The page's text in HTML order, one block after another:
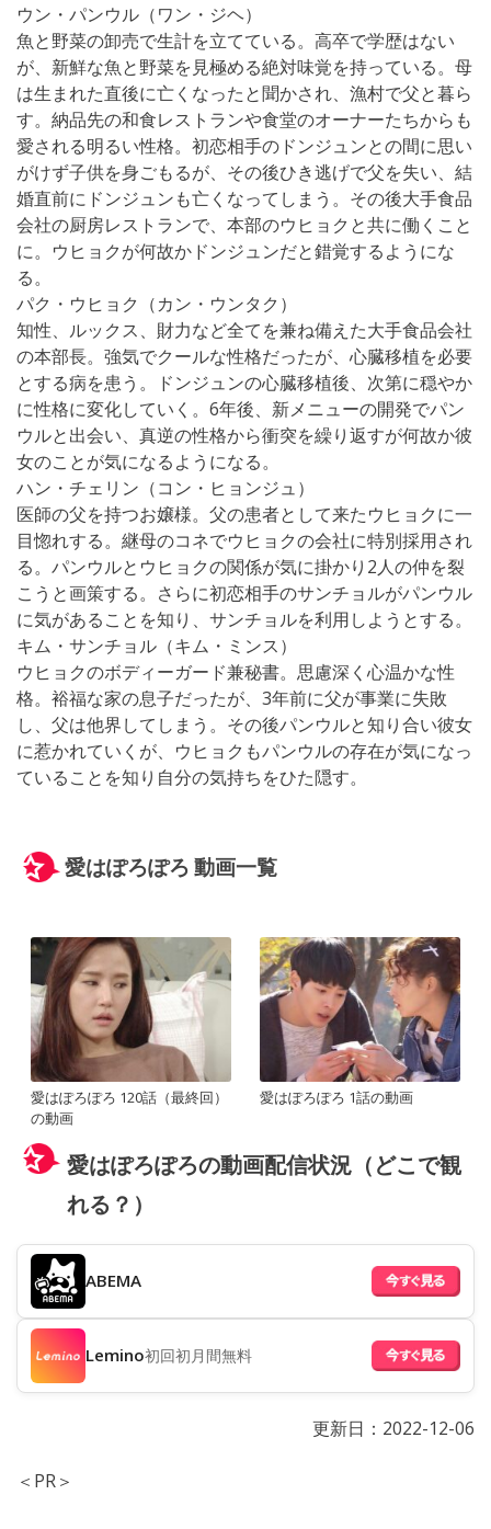
ウン・パンウル（ワン・ジヘ）
魚と野菜の卸売で生計を立てている。高卒で学歴はない
が、新鮮な魚と野菜を見極める絶対味覚を持っている。母
は生まれた直後に亡くなったと聞かされ、漁村で父と暮ら
す。納品先の和食レストランや食堂のオーナーたちからも
愛される明るい性格。初恋相手のドンジュンとの間に思い
がけず子供を身ごもるが、その後ひき逃げで父を失い、結
婚直前にドンジュンも亡くなってしまう。その後大手食品
会社の厨房レストランで、本部のウヒョクと共に働くこと
に。ウヒョクが何故かドンジュンだと錯覚するようにな
る。
パク・ウヒョク（カン・ウンタク）
知性、ルックス、財力など全てを兼ね備えた大手食品会社
の本部長。強気でクールな性格だったが、心臓移植を必要
とする病を患う。ドンジュンの心臓移植後、次第に穏やか
に性格に変化していく。6年後、新メニューの開発でパン
ウルと出会い、真逆の性格から衝突を繰り返すが何故か彼
女のことが気になるようになる。
ハン・チェリン（コン・ヒョンジュ）
医師の父を持つお嬢様。父の患者として来たウヒョクに一
目惚れする。継母のコネでウヒョクの会社に特別採用され
る。パンウルとウヒョクの関係が気に掛かり2人の仲を裂
こうと画策する。さらに初恋相手のサンチョルがパンウル
に気があることを知り、サンチョルを利用しようとする。
キム・サンチョル（キム・ミンス）
ウヒョクのボディーガード兼秘書。思慮深く心温かな性
格。裕福な家の息子だったが、3年前に父が事業に失敗
し、父は他界してしまう。その後パンウルと知り合い彼女
に惹かれていくが、ウヒョクもパンウルの存在が気になっ
ていることを知り自分の気持ちをひた隠す。
愛はぽろぽろ 動画一覧
愛はぽろぽろ 120話（最終回）
の動画
愛はぽろぽろ 1話の動画
愛はぽろぽろの動画配信状況（どこで観
れる？）
ABEMA
Lemino初回初月間無料
更新日： 2022-12-06
＜PR＞